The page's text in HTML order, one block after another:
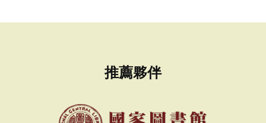
推薦夥伴